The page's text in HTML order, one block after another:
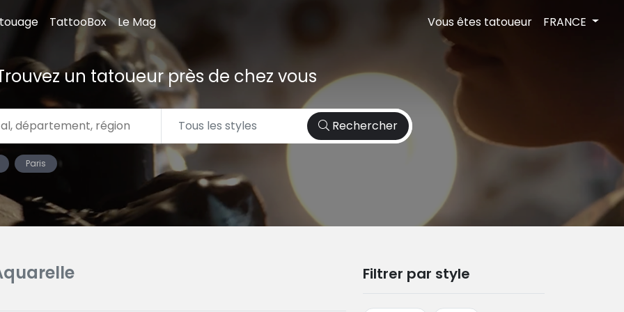
TattooBox Le Mag Vous êtes tatoueur FRANCE
un tatoueur près de chez vous
Rechercher
Paris
Filtrer par style